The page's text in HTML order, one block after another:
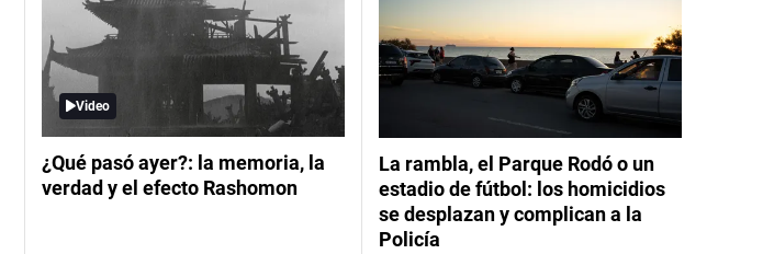
Video
¿Qué pasó ayer?: la memoria, la
verdad y el efecto Rashomon
La rambla, el Parque Rodó o un
estadio de fútbol: los homicidios
se desplazan y complican a la
Policía